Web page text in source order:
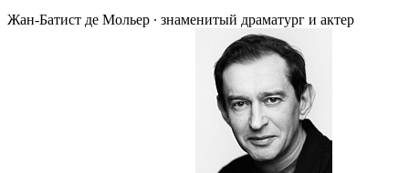
Жан-Батист де Мольер ∙ знаменитый драматург и актер